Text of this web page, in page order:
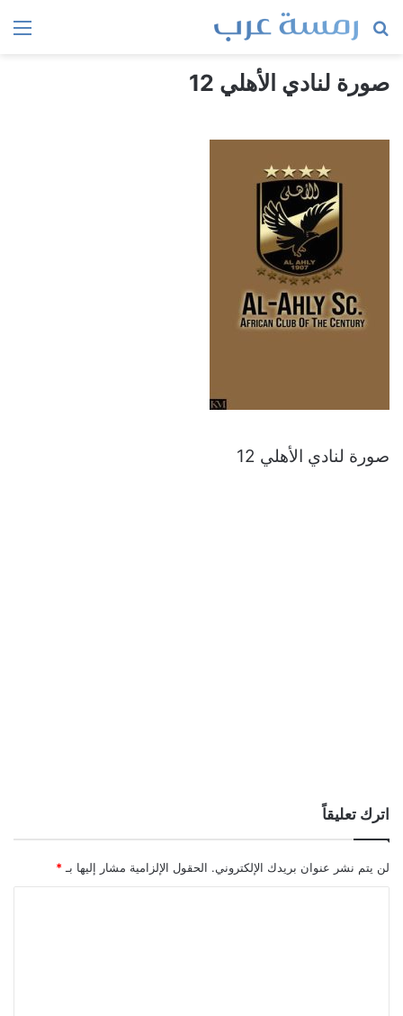
بحث
صورة لنادي الأهلي 12
صورة لنادي الأهلي 12
اترك تعليقاً
لن يتم نشر عنوان بريدك الإلكتروني. الحقول الإلزامية مشار إليها بـ *